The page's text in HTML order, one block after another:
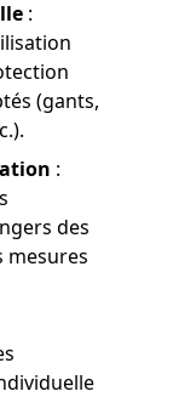
:
(gants,
:
des
mesures